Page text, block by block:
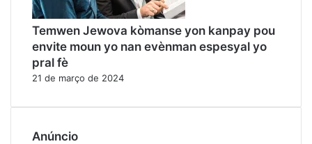
Temwen Jewova kòmanse yon kanpay pou
envite moun yo nan evènman espesyal yo
pral fè
21 de março de 2024
Anúncio